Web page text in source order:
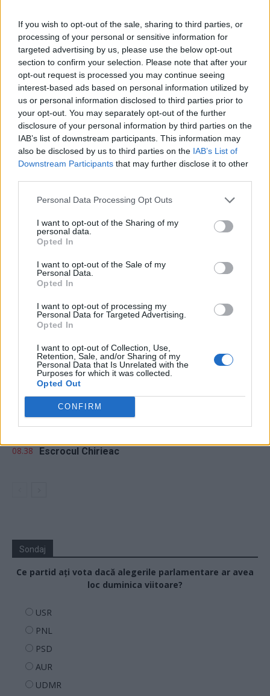
If you wish to opt-out of the sale, sharing to third parties, or
processing of your personal or sensitive information for
targeted advertising by us, please use the below opt-out
section to confirm your selection. Please note that after your
opt-out request is processed you may continue seeing
interest-based ads based on personal information utilized by
us or personal information disclosed to third parties prior to
your opt-out. You may separately opt-out of the further
disclosure of your personal information by third parties on the
IAB’s list of downstream participants. This information may
also be disclosed by us to third parties on the IAB’s List of
Downstream Participants that may further disclose it to other
Personal Data Processing Opt Outs
I want to opt-out of the Sharing of my
personal data.
Opted In
I want to opt-out of the Sale of my
Personal Data.
Opted In
I want to opt-out of processing my
Personal Data for Targeted Advertising.
Opted In
I want to opt-out of Collection, Use,
Retention, Sale, and/or Sharing of my
Personal Data that Is Unrelated with the
Purposes for which it was collected.
Opted Out
CONFIRM
Pompierii din Constanța au trimis autoscară
la un incendiu la subsol,...
Redacţia - joi, 18 februarie 2021
Incompetență criminală: pierdem finanțarea
europeană de 517 milioane de euro pentru...
Redacţia - sâmbătă, 25 iulie 2020
ad
Susțineți presa liberă! Donați aici pentru
24 de ore
Lupta politicii românești cu prezentul
Cărbune și picioare-n gard
Coaliția antieuropeană PSD–AUR se bucură:
fluviul Dunărea se trece cu piciorul!
17.32 Vă veți blestema zilele, pesedeilor!
08.38 Escrocul Chirieac
Sondaj
Ce partid ați vota dacă alegerile parlamentare ar avea
loc duminica viitoare?
USR
PNL
PSD
AUR
UDMR